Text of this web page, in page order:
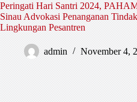
Peringati Hari Santri 2024,
Sinau Advokasi Penanganan
Lingkungan Pesantren
admin November 4,